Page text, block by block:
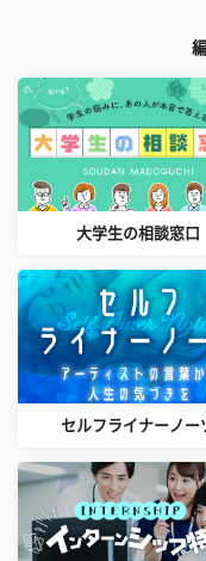
大学生の相談窓口
セルフライナーノー